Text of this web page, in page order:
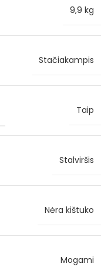
9,9 kg
Stačiakampis
Taip
Stalviršis
Nėra kištuko
Mogami